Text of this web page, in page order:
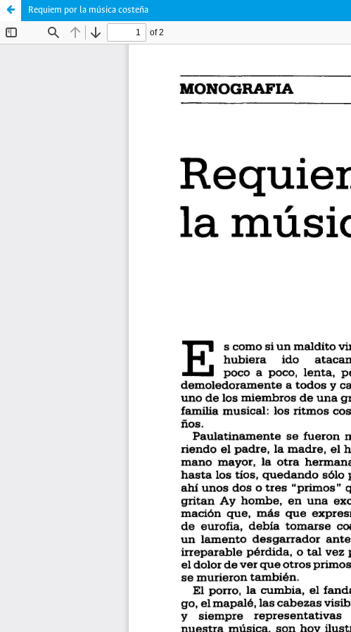
Requiem por la música costeña